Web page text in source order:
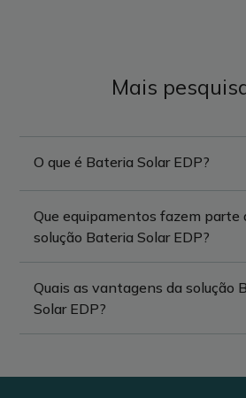
Mais
O que é Bateria Solar EDP?
Que equipamentos fazem parte
solução Bateria Solar EDP?
Quais as vantagens da solução
Solar EDP?